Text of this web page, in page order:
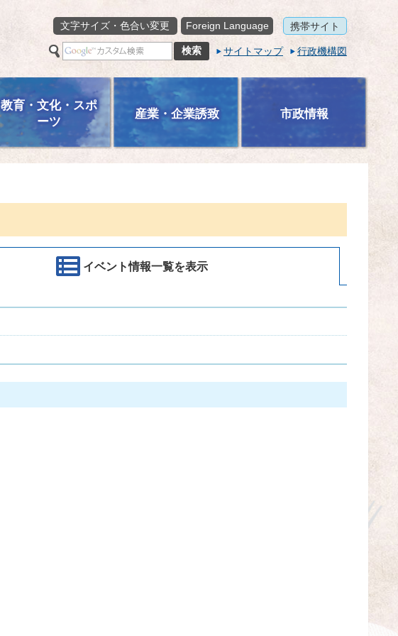
文字サイズ・色合い変更
Foreign Language 携帯サイト
サイトマップ 行政機構図
教育・文化・スポ
ーツ
産業・企業誘致 市政情報
イベント情報一覧を表示